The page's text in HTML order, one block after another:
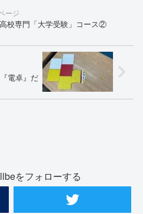
校専門「大学受験」コース②
電卓』だ
をフォローする